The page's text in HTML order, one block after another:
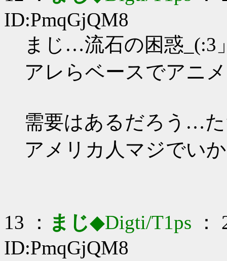
ID:PmqGjQM8
まじ…流石の困惑_(:3
アレらベースでアニ
需要はあるだろう…
アメリカ人マジでい
13 ： まじ◆Digti/T1ps ：
ID:PmqGjQM8